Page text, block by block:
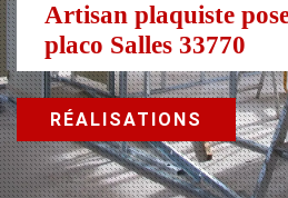
Artisan plaquiste
placo Salles 33770
RÉALISATIONS